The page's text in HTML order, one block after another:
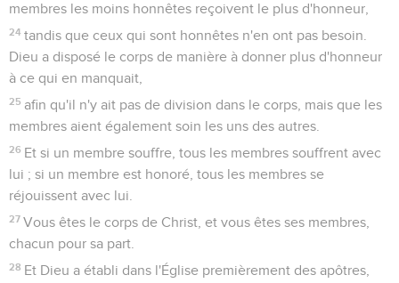
membres les moins honnêtes reçoivent le plus d'honneur,
24 tandis que ceux qui sont honnêtes n'en ont pas besoin.
Dieu a disposé le corps de manière à donner plus d'honneur
à ce qui en manquait,
25 afin qu'il n'y ait pas de division dans le corps, mais que les
membres aient également soin les uns des autres.
26 Et si un membre souffre, tous les membres souffrent avec
lui ; si un membre est honoré, tous les membres se
réjouissent avec lui.
27 Vous êtes le corps de Christ, et vous êtes ses membres,
chacun pour sa part.
28 Et Dieu a établi dans l'Église premièrement des apôtres,